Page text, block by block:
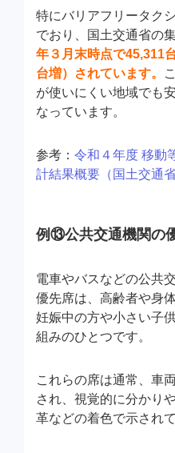
特にバリアフリータク
でおり、国土交通省の
年３月末時点で45,311
台増）されています。
が使いにくい地域でも
なっています。
参考： 令和４年度 移動
計結果概要（国土交通省
例⑬公共交通機関の
電車やバスなどの公共
優先席は、高齢者や身
妊娠中の方や小さい子
組みのひとつです。
これらの席は通常、車
され、視覚的に分かり
革などの着色で示されて